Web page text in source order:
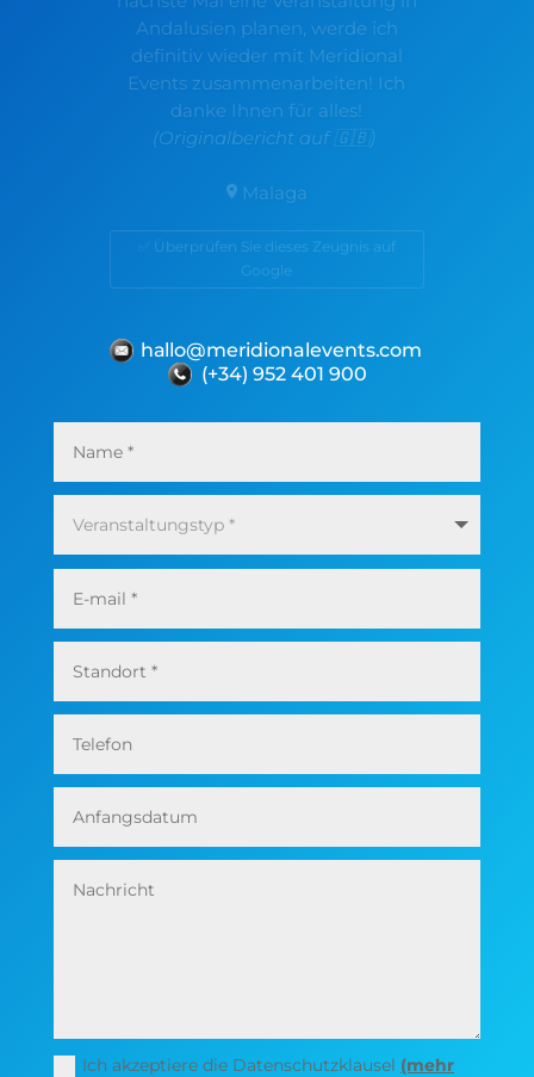
definitiv wieder mit Meridional
Events zusammenarbeiten! Ich
danke Ihnen für alles!
(Originalbericht auf 🇬🇧)
Malaga
✅ Überprüfen Sie dieses Zeugnis auf
Ich akzeptiere die Datenschutzklausel (mehr